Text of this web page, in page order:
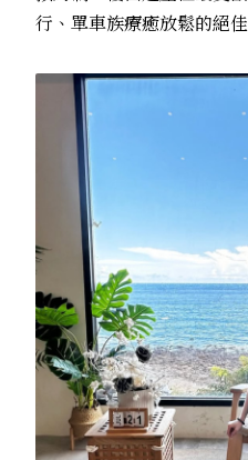
行、單車族療癒放鬆的絕